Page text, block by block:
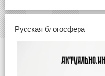
Русская блогосфера